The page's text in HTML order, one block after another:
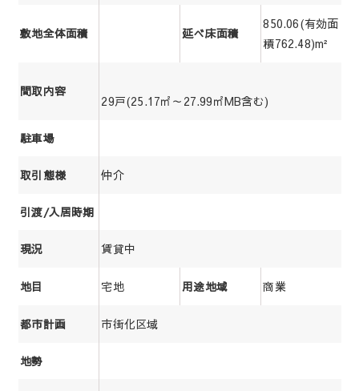
敷地全体面積 延べ床面積
850.06(有効面
積762.48)m²
間取内容
29戸(25.17㎡～27.99㎡MB含む)
駐車場
取引態様 仲介
引渡/入居時期
現況 賃貸中
地目 宅地 用途地域 商業
都市計画 市街化区域
地勢